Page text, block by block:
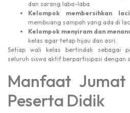
dan sarang laba-laba.
Kelompok membersihkan
membuang sampah yang ada di
Kelompok menyiram dan
kelas agar tetap hijau dan asri.
Setiap wali kelas bertindak sebagai
seluruh siswa aktif berpartisipasi dengan
Manfaat
Peserta Didik